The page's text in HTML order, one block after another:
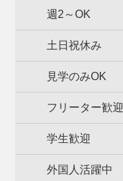
週2～OK
土日祝休み
見学のみOK
フリーター歓迎
学生歓迎
外国人活躍中